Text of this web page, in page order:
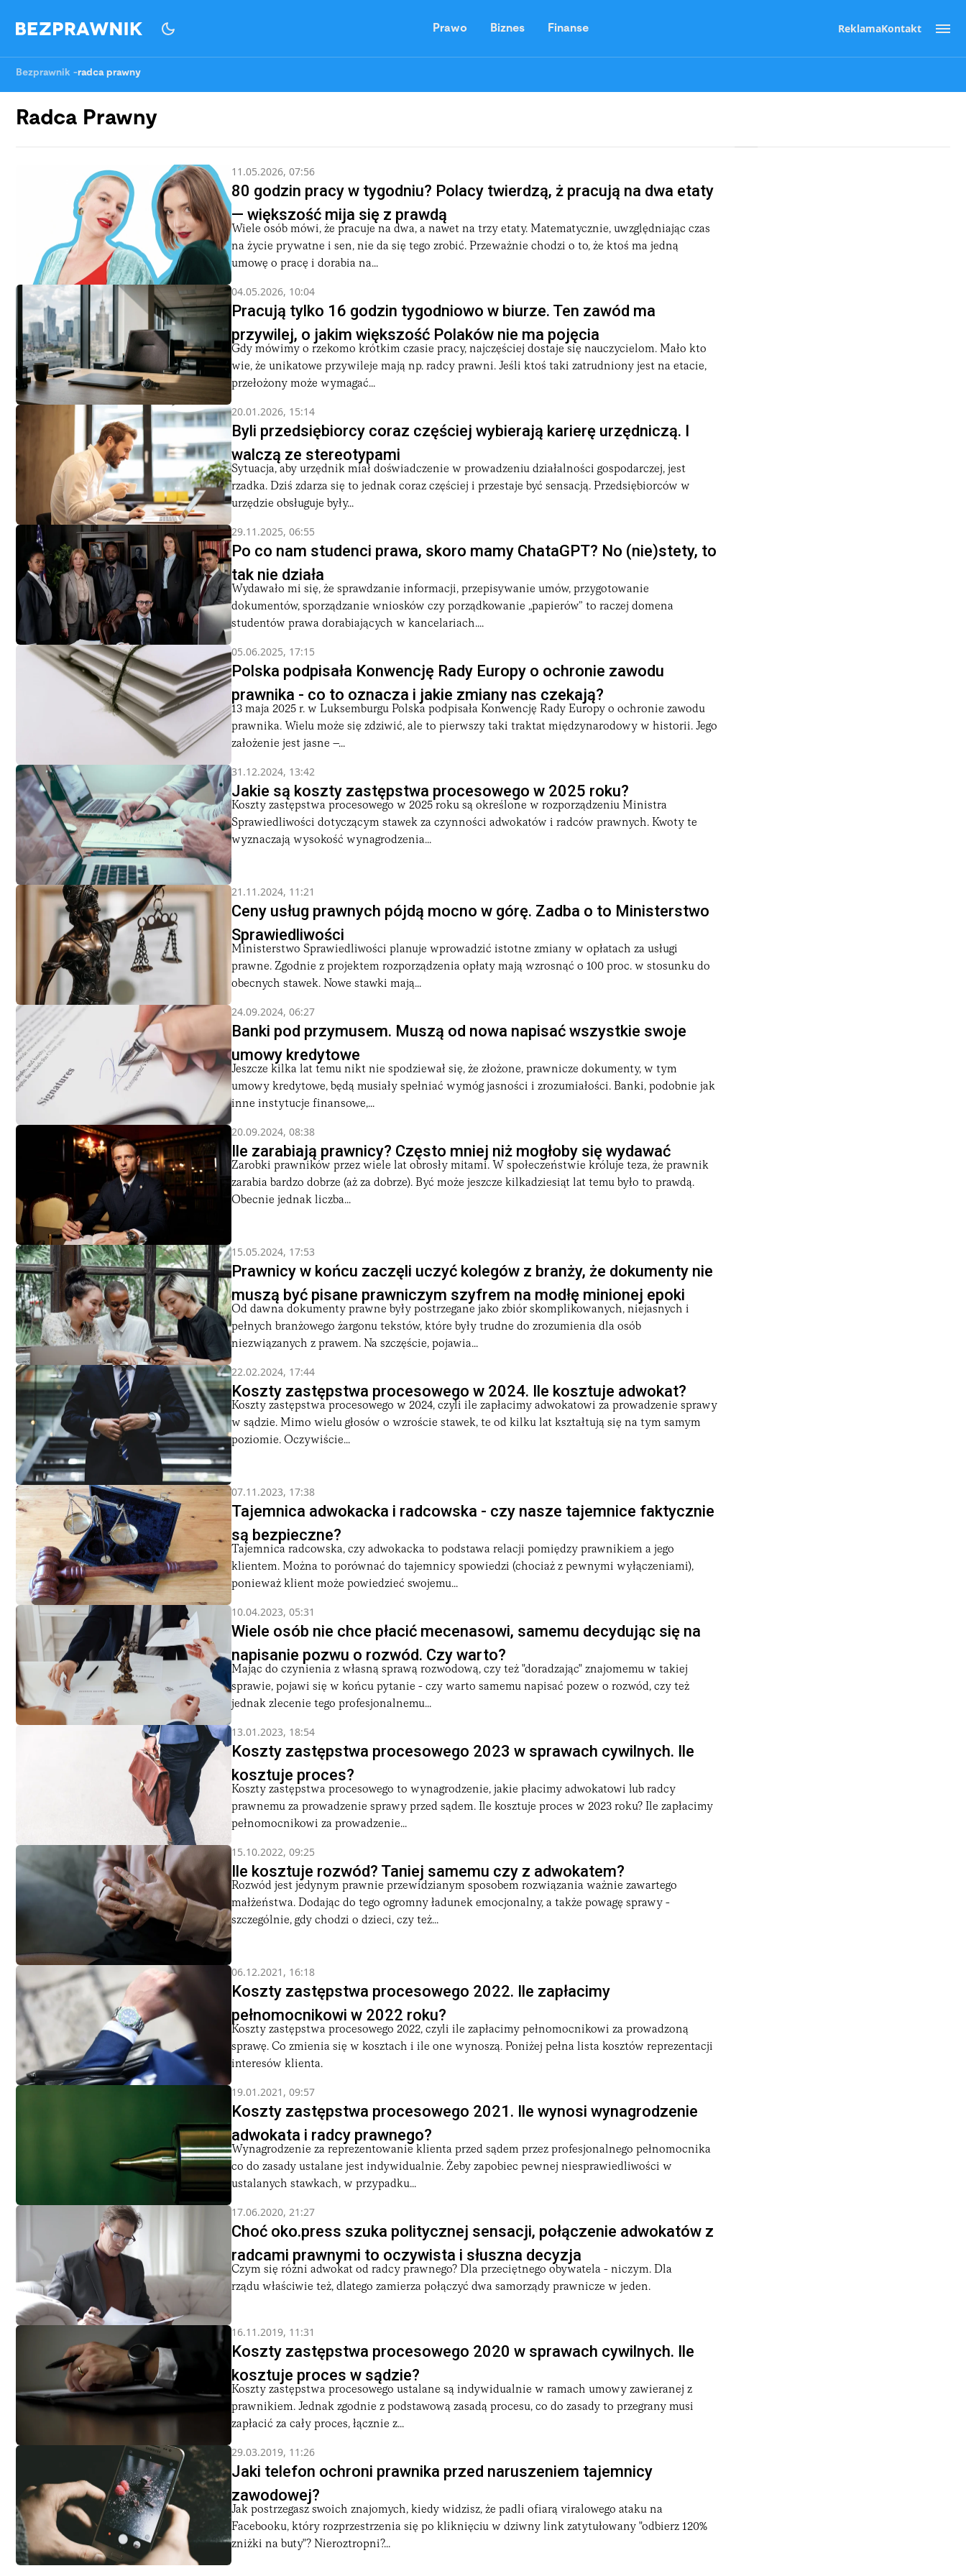
Prawo Biznes Finanse ReklamaKontakt
Bezprawnik -radca prawny
Radca Prawny
11.05.2026, 07:56
80 godzin pracy w tygodniu? Polacy twierdzą, ż pracują na dwa etaty
— większość mija się z prawdą
Wiele osób mówi, że pracuje na dwa, a nawet na trzy etaty. Matematycznie, uwzględniając czas
na życie prywatne i sen, nie da się tego zrobić. Przeważnie chodzi o to, że ktoś ma jedną
umowę o pracę i dorabia na...
04.05.2026, 10:04
Pracują tylko 16 godzin tygodniowo w biurze. Ten zawód ma
przywilej, o jakim większość Polaków nie ma pojęcia
Gdy mówimy o rzekomo krótkim czasie pracy, najczęściej dostaje się nauczycielom. Mało kto
wie, że unikatowe przywileje mają np. radcy prawni. Jeśli ktoś taki zatrudniony jest na etacie,
przełożony może wymagać...
20.01.2026, 15:14
Byli przedsiębiorcy coraz częściej wybierają karierę urzędniczą. I
walczą ze stereotypami
Sytuacja, aby urzędnik miał doświadczenie w prowadzeniu działalności gospodarczej, jest
rzadka. Dziś zdarza się to jednak coraz częściej i przestaje być sensacją. Przedsiębiorców w
urzędzie obsługuje były...
29.11.2025, 06:55
Po co nam studenci prawa, skoro mamy ChataGPT? No (nie)stety, to
tak nie działa
Wydawało mi się, że sprawdzanie informacji, przepisywanie umów, przygotowanie
dokumentów, sporządzanie wniosków czy porządkowanie „papierów” to raczej domena
studentów prawa dorabiających w kancelariach....
05.06.2025, 17:15
Polska podpisała Konwencję Rady Europy o ochronie zawodu
prawnika - co to oznacza i jakie zmiany nas czekają?
13 maja 2025 r. w Luksemburgu Polska podpisała Konwencję Rady Europy o ochronie zawodu
prawnika. Wielu może się zdziwić, ale to pierwszy taki traktat międzynarodowy w historii. Jego
założenie jest jasne –...
31.12.2024, 13:42
Jakie są koszty zastępstwa procesowego w 2025 roku?
Koszty zastępstwa procesowego w 2025 roku są określone w rozporządzeniu Ministra
Sprawiedliwości dotyczącym stawek za czynności adwokatów i radców prawnych. Kwoty te
wyznaczają wysokość wynagrodzenia...
21.11.2024, 11:21
Ceny usług prawnych pójdą mocno w górę. Zadba o to Ministerstwo
Sprawiedliwości
Ministerstwo Sprawiedliwości planuje wprowadzić istotne zmiany w opłatach za usługi
prawne. Zgodnie z projektem rozporządzenia opłaty mają wzrosnąć o 100 proc. w stosunku do
obecnych stawek. Nowe stawki mają...
24.09.2024, 06:27
Banki pod przymusem. Muszą od nowa napisać wszystkie swoje
umowy kredytowe
Jeszcze kilka lat temu nikt nie spodziewał się, że złożone, prawnicze dokumenty, w tym
umowy kredytowe, będą musiały spełniać wymóg jasności i zrozumiałości. Banki, podobnie jak
inne instytucje finansowe,...
20.09.2024, 08:38
Ile zarabiają prawnicy? Często mniej niż mogłoby się wydawać
Zarobki prawników przez wiele lat obrosły mitami. W społeczeństwie króluje teza, że prawnik
zarabia bardzo dobrze (aż za dobrze). Być może jeszcze kilkadziesiąt lat temu było to prawdą.
Obecnie jednak liczba...
15.05.2024, 17:53
Prawnicy w końcu zaczęli uczyć kolegów z branży, że dokumenty nie
muszą być pisane prawniczym szyfrem na modłę minionej epoki
Od dawna dokumenty prawne były postrzegane jako zbiór skomplikowanych, niejasnych i
pełnych branżowego żargonu tekstów, które były trudne do zrozumienia dla osób
niezwiązanych z prawem. Na szczęście, pojawia...
22.02.2024, 17:44
Koszty zastępstwa procesowego w 2024. Ile kosztuje adwokat?
Koszty zastępstwa procesowego w 2024, czyli ile zapłacimy adwokatowi za prowadzenie sprawy
w sądzie. Mimo wielu głosów o wzroście stawek, te od kilku lat kształtują się na tym samym
poziomie. Oczywiście...
07.11.2023, 17:38
Tajemnica adwokacka i radcowska - czy nasze tajemnice faktycznie
są bezpieczne?
Tajemnica radcowska, czy adwokacka to podstawa relacji pomiędzy prawnikiem a jego
klientem. Można to porównać do tajemnicy spowiedzi (chociaż z pewnymi wyłączeniami),
ponieważ klient może powiedzieć swojemu...
10.04.2023, 05:31
Wiele osób nie chce płacić mecenasowi, samemu decydując się na
napisanie pozwu o rozwód. Czy warto?
Mając do czynienia z własną sprawą rozwodową, czy też "doradzając" znajomemu w takiej
sprawie, pojawi się w końcu pytanie - czy warto samemu napisać pozew o rozwód, czy też
jednak zlecenie tego profesjonalnemu...
13.01.2023, 18:54
Koszty zastępstwa procesowego 2023 w sprawach cywilnych. Ile
kosztuje proces?
Koszty zastępstwa procesowego to wynagrodzenie, jakie płacimy adwokatowi lub radcy
prawnemu za prowadzenie sprawy przed sądem. Ile kosztuje proces w 2023 roku? Ile zapłacimy
pełnomocnikowi za prowadzenie...
15.10.2022, 09:25
Ile kosztuje rozwód? Taniej samemu czy z adwokatem?
Rozwód jest jedynym prawnie przewidzianym sposobem rozwiązania ważnie zawartego
małżeństwa. Dodając do tego ogromny ładunek emocjonalny, a także powagę sprawy -
szczególnie, gdy chodzi o dzieci, czy też...
06.12.2021, 16:18
Koszty zastępstwa procesowego 2022. Ile zapłacimy
pełnomocnikowi w 2022 roku?
Koszty zastępstwa procesowego 2022, czyli ile zapłacimy pełnomocnikowi za prowadzoną
sprawę. Co zmienia się w kosztach i ile one wynoszą. Poniżej pełna lista kosztów reprezentacji
interesów klienta.
19.01.2021, 09:57
Koszty zastępstwa procesowego 2021. Ile wynosi wynagrodzenie
adwokata i radcy prawnego?
Wynagrodzenie za reprezentowanie klienta przed sądem przez profesjonalnego pełnomocnika
co do zasady ustalane jest indywidualnie. Żeby zapobiec pewnej niesprawiedliwości w
ustalanych stawkach, w przypadku...
17.06.2020, 21:27
Choć oko.press szuka politycznej sensacji, połączenie adwokatów z
radcami prawnymi to oczywista i słuszna decyzja
Czym się różni adwokat od radcy prawnego? Dla przeciętnego obywatela - niczym. Dla
rządu właściwie też, dlatego zamierza połączyć dwa samorządy prawnicze w jeden.
16.11.2019, 11:31
Koszty zastępstwa procesowego 2020 w sprawach cywilnych. Ile
kosztuje proces w sądzie?
Koszty zastępstwa procesowego ustalane są indywidualnie w ramach umowy zawieranej z
prawnikiem. Jednak zgodnie z podstawową zasadą procesu, co do zasady to przegrany musi
zapłacić za cały proces, łącznie z...
29.03.2019, 11:26
Jaki telefon ochroni prawnika przed naruszeniem tajemnicy
zawodowej?
Jak postrzegasz swoich znajomych, kiedy widzisz, że padli ofiarą viralowego ataku na
Facebooku, który rozprzestrzenia się po kliknięciu w dziwny link zatytułowany "odbierz 120%
zniżki na buty"? Nieroztropni?...